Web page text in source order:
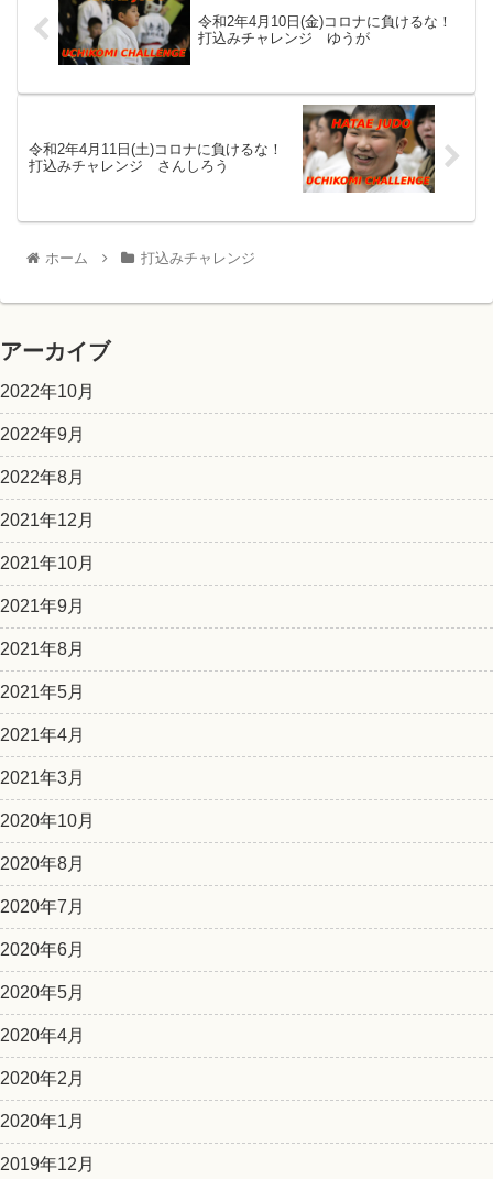
令和2年4月10日(金)コロナに負けるな！
打込みチャレンジ ゆうが
令和2年4月11日(土)コロナに負けるな！
打込みチャレンジ さんしろう
ホーム 打込みチャレンジ
アーカイブ
2022年10月
2022年9月
2022年8月
2021年12月
2021年10月
2021年9月
2021年8月
2021年5月
2021年4月
2021年3月
2020年10月
2020年8月
2020年7月
2020年6月
2020年5月
2020年4月
2020年2月
2020年1月
2019年12月